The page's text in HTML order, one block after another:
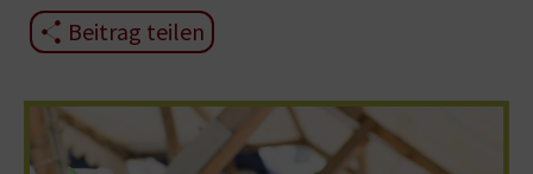
Beitrag teilen